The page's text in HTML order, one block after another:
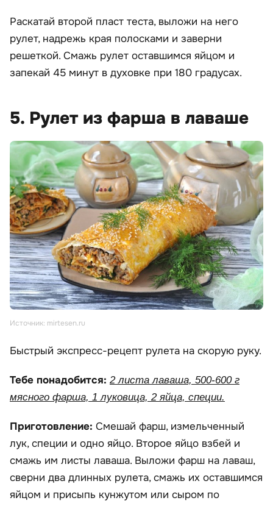
Раскатай второй пласт теста, выложи на него
рулет, надрежь края полосками и заверни
решеткой. Смажь рулет оставшимся яйцом и
запекай 45 минут в духовке при 180 градусах.
5. Рулет из фарша в лаваше
Источник: mirtesen.ru
Быстрый экспресс-рецепт рулета на скорую руку.
Тебе понадобится: 2 листа лаваша, 500-600 г
мясного фарша, 1 луковица, 2 яйца, специи.
Приготовление: Смешай фарш, измельченный
лук, специи и одно яйцо. Второе яйцо взбей и
смажь им листы лаваша. Выложи фарш на лаваш,
сверни два длинных рулета, смажь их оставшимся
яйцом и присыпь кунжутом или сыром по